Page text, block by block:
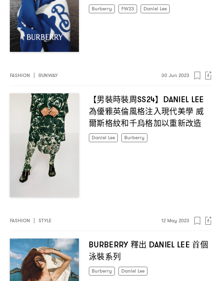
Burberry FW23 Daniel Lee
FASHION RUNWAY 30 Jun 2023
【男裝時裝周SS24】 DANIEL LEE
為優雅英倫風格注入現代美學 威
爾斯格紋和千鳥格加以重新改造
Daniel Lee Burberry
FASHION STYLE 12 May 2023
BURBERRY 釋出 DANIEL LEE首個
泳裝系列
Burberry Daniel Lee